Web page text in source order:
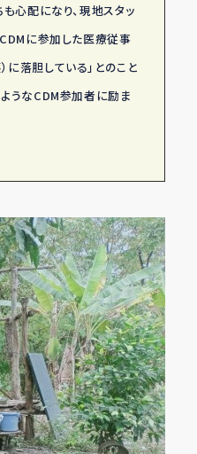
心配になり、現地スタッ
に参加した医療従事
落胆している」とのこと
うなCDM参加者に励ま